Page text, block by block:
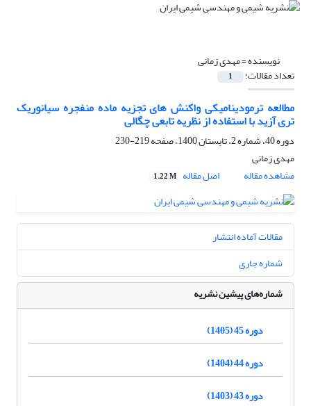
نویسنده =مهدی زمانی
تعداد مقالات: 1
مطالعه ترمودینامیکی واکنش های تجزیه ماده منفجره سیانوریک
تری آزید با استفاده از نظریه تابعی چگالی
دوره 40، شماره 2، تابستان 1400، صفحه
219-230
مهدی زمانی
مشاهده مقاله
اصل مقاله 1.22 M
مقالات آماده انتشار
شماره جاری
شماره‌های پیشین نشریه
دوره 45 (1405)
دوره 44 (1404)
دوره 43 (1403)